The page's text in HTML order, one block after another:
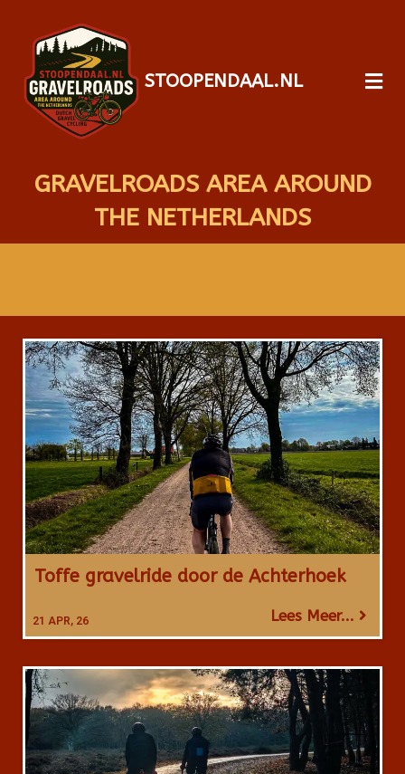
STOOPENDAAL.NL
GRAVELROADS AREA AROUND
THE NETHERLANDS
Toffe gravelride door de Achterhoek
21 APR, 26 Lees Meer...